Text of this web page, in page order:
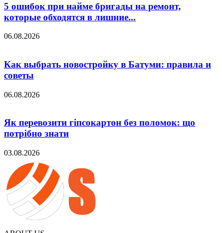
5 ошибок при найме бригады на ремонт,
которые обходятся в лишние...
06.08.2026
Как выбрать новостройку в Батуми: правила и
советы
06.08.2026
Як перевозити гіпсокартон без поломок: що
потрібно знати
03.08.2026